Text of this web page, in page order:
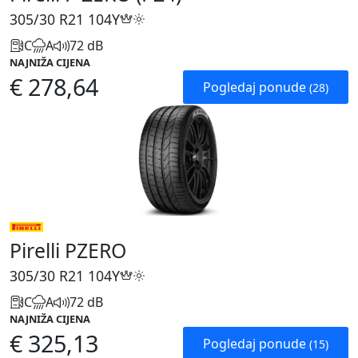
305/30 R21 104Y
C A 72 dB
NAJNIŽA CIJENA
€ 278,64 Pogledaj ponude (28)
Pirelli PZERO
305/30 R21 104Y
C A 72 dB
NAJNIŽA CIJENA
€ 325,13 Pogledaj ponude (15)